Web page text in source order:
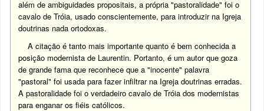
além de ambiguidades propositais, a própria "pastoralidade" foi o
cavalo de Tróia, usado conscientemente, para introduzir na Igreja
doutrinas nada ortodoxas.
A citação é tanto mais importante quanto é bem conhecida a
posição modernista de Laurentin. Portanto, é um autor que goza
de grande fama que reconhece que a "inocente" palavra
"pastoral" foi usada para fazer infiltrar na Igreja doutrinas erradas.
A pastoralidade foi o verdadeiro cavalo de Tróia dos modernistas
para enganar os fiéis católicos.